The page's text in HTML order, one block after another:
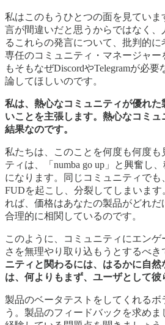
私はこのもうひとつの面を見てい
言が間違いだと思うからではなく
るこれらの発言について、批判的に
専任のコミュニティ・マネージャ
もそもなぜDiscordやTelegramが必
論してほしいのです。
私は、熱心なコミュニティが優れ
いことを主張します。熱心なコミ
結果なのです。
私たちは、このことを何度も何度も
ティは、「numba go up」と興奮し
になります。同じコミュニティでも
FUDを起こし、分裂してしまいま
れば、価格はあなたの製品がどれだ
合理的に相関しているのです。
このように、コミュニティにエン
さを無理やり取り込もうとするべき
ニティと関わるには、はるかに自
は、何よりもまず、ユーザとして彼
製品のベータテストをしてくれるボ
う。製品のフィードバックを求め